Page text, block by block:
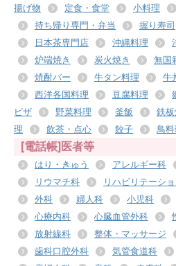
揚げ物
定食・食堂 小料理
持ち帰り専門・弁当
握り寿司
日本茶専門店
沖縄料理
炉端焼き
炭火焼き 無国
焼酎バー
牛タン料理 牛
西洋各国料理
豆腐料理
ピザ
野菜料理 釜飯 鉄板
理
飲茶・点心 餃子 鳥
[電話帳]医者等
はり・きゅう アレルギー科
リウマチ科
リハビリテーシ
外科
婦人科 小児科
心療内科
心臓血管外科
放射線科
整体・マッサージ
歯科口腔外科
気管食道科